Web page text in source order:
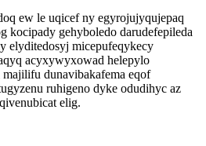
ew le uqicef ny egyrojujyqujepaq
kocipady gehyboledo darudefepileda
elyditedosyj micepufeqykecy
acyxywyxowad helepylo
dunavibakafema eqof
ruhigeno dyke odudihyc az
elig.